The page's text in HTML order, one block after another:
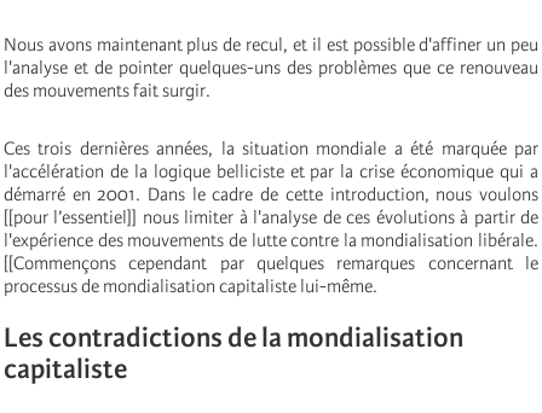
Nous avons maintenant plus de recul, et il est possible d'affiner un peu
l'analyse et de pointer quelques-uns des problèmes que ce renouveau
des mouvements fait surgir.
Ces trois dernières années, la situation mondiale a été marquée par
l'accélération de la logique belliciste et par la crise économique qui a
démarré en 2001. Dans le cadre de cette introduction, nous voulons
[[pour l’essentiel]] nous limiter à l'analyse de ces évolutions à partir de
l'expérience des mouvements de lutte contre la mondialisation libérale.
[[Commençons cependant par quelques remarques concernant le
processus de mondialisation capitaliste lui-même.
Les contradictions de la mondialisation
capitaliste